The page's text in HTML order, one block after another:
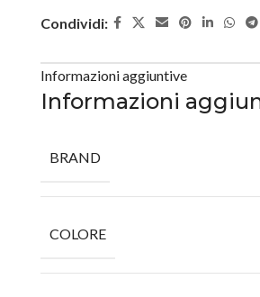
Condividi:
Informazioni aggiuntive
Informazioni
BRAND
COLORE